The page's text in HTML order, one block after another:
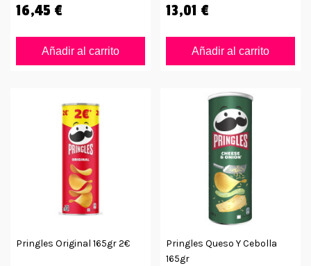
16,45 €
Añadir al carrito
13,01 €
Añadir al carrito
Pringles Original 165gr 2€
Pringles Queso Y Cebolla
165gr